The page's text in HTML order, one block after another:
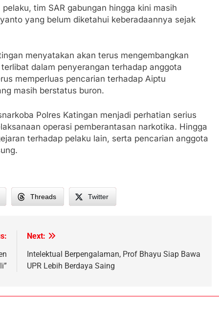
tim SAR gabungan hingga kini masih
yang belum diketahui keberadaannya sejak
menyatakan akan terus mengembangkan
dalam penyerangan terhadap anggota
memperluas pencarian terhadap Aiptu
masih berstatus buron.
Polres Katingan menjadi perhatian serius
operasi pemberantasan narkotika. Hingga
terhadap pelaku lain, serta pencarian anggota
Threads Twitter
Next:
Intelektual Berpengalaman, Prof Bhayu Siap Bawa
UPR Lebih Berdaya Saing